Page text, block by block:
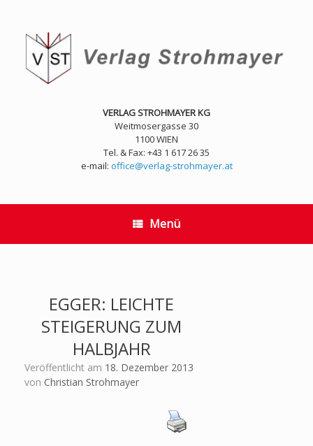
springen
VERLAG STROHMAYER KG
Weitmosergasse 30
1100 WIEN
Tel. & Fax: +43 1 617 26 35
e-mail: office@verlag-strohmayer.at
Menü
EGGER: LEICHTE
STEIGERUNG ZUM
HALBJAHR
Veröffentlicht am 18. Dezember 2013
von Christian Strohmayer